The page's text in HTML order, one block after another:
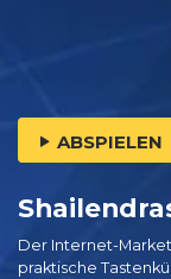
ABSPIELEN
Der Internet-
praktische